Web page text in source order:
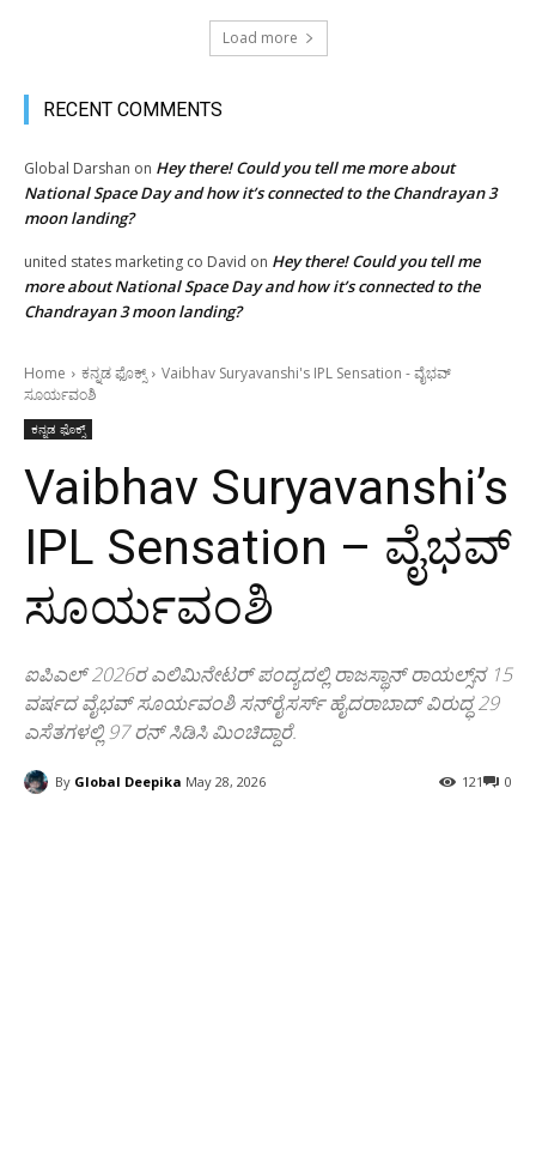
Load more
RECENT COMMENTS
Global Darshan on Hey there! Could you tell me more about
National Space Day and how it’s connected to the Chandrayan 3
moon landing?
united states marketing co David on Hey there! Could you tell me
more about National Space Day and how it’s connected to the
Chandrayan 3 moon landing?